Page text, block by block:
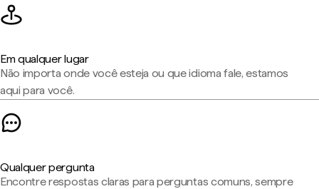
Em qualquer lugar
Não importa onde você esteja ou que idioma fale, estamos
aqui para você.
Qualquer pergunta
Encontre respostas claras para perguntas comuns, sempre